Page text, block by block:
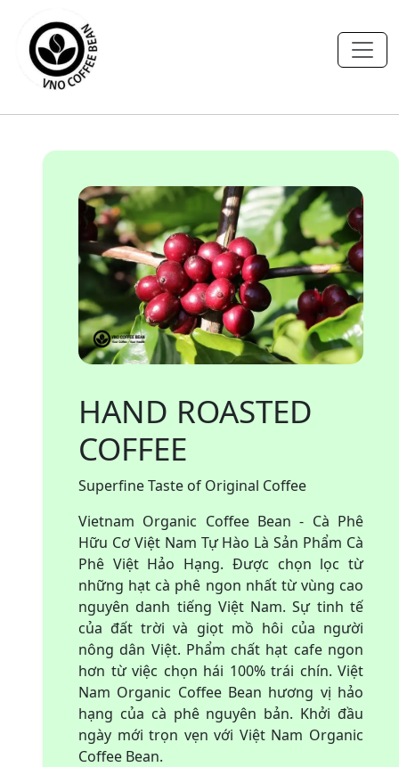
HAND ROASTED
COFFEE
Superfine Taste of Original Coffee
Vietnam Organic Coffee Bean - Cà Phê
Hữu Cơ Việt Nam Tự Hào Là Sản Phẩm Cà
Phê Việt Hảo Hạng. Được chọn lọc từ
những hạt cà phê ngon nhất từ vùng cao
nguyên danh tiếng Việt Nam. Sự tinh tế
của đất trời và giọt mồ hôi của người
nông dân Việt. Phẩm chất hạt cafe ngon
hơn từ việc chọn hái 100% trái chín. Việt
Nam Organic Coffee Bean hương vị hảo
hạng của cà phê nguyên bản. Khởi đầu
ngày mới trọn vẹn với Việt Nam Organic
Coffee Bean.